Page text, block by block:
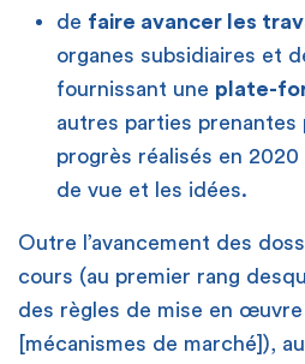
de faire avancer les
organes subsidiaires et
fournissant une plate-
autres parties prenantes
progrès réalisés en
de vue et les idées.
Outre l’avancement des
cours (au premier rang
des règles de mise en œuvre
[mécanismes de marché]),